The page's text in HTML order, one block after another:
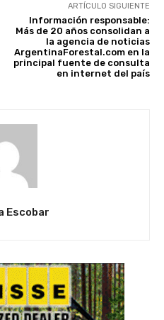
ARTÍCULO SIGUIENTE
Información responsable:
Más de 20 años consolidan a
la agencia de noticias
ArgentinaForestal.com en la
principal fuente de consulta
en internet del país
Escobar